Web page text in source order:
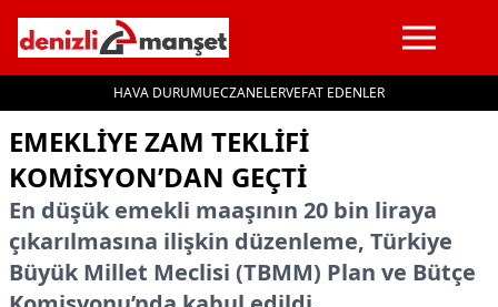
HAVA DURUMUECZANELERVEFAT EDENLER
EMEKLIYE ZAM TEKLIFI
KOMISYON’DAN GEÇTI
En düşük emekli maaşının 20 bin liraya
çıkarılmasına ilişkin düzenleme, Türkiye
Büyük Millet Meclisi (TBMM) Plan ve Bütçe